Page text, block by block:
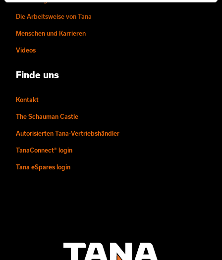
Die Arbeitsweise von Tana
Menschen und Karrieren
Videos
Finde uns
Kontakt
The Schauman Castle
Autorisierten Tana-Vertriebshändler
TanaConnect® login
Tana eSpares login